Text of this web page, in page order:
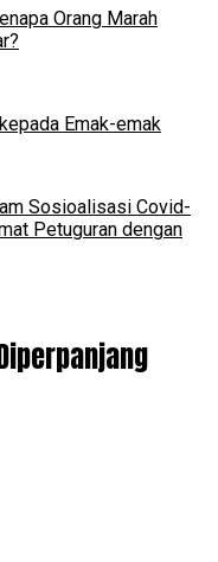
Orang Marah
Emak-emak
Sosioalisasi Covid-
Petuguran dengan